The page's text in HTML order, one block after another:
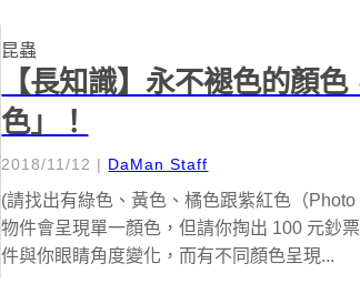
昆蟲
【長知識】永不褪色的顏
色」！
2018/11/12 | DaMan Staff
(請找出有綠色、黃色、橘色跟紫紅色（
物件會呈現單一顏色，但請你掏出 100 元鈔
件與你眼睛角度變化，而有不同顏色呈現...